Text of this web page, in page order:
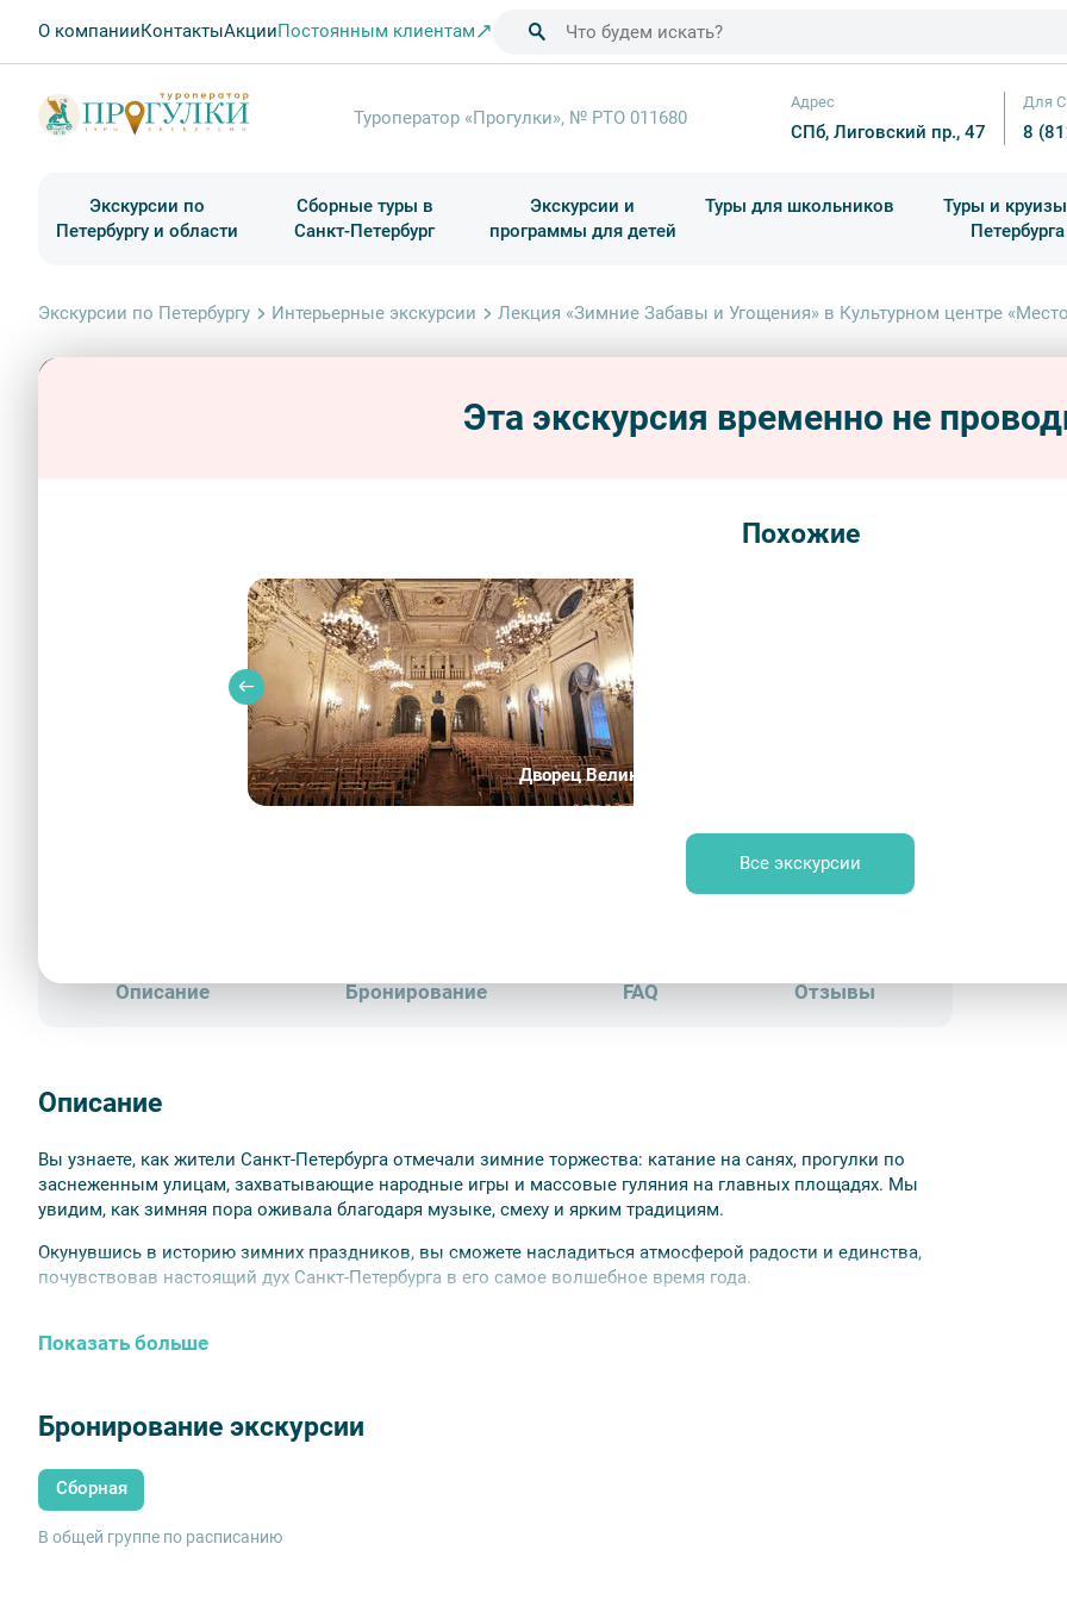
О компанииКонтактыАкцииПостоянным клиентам
Туроператор «Прогулки», № РТО 011680
Адрес
СПб, Лиговский пр., 47
Для
8
Экскурсии по
Петербургу и области
Сборные туры в
Санкт-Петербург
Экскурсии и
программы для детей
Туры для школьников
Туры и
Петербурга
Экскурсии по Петербургу Интерьерные экскурсии Лекция «Зимние Забавы и Угощения» в Культурном центре
в
Эта экскурсия временно не
Похожие
Дворец Великого князя Владимира Александровича (Дом
Все экскурсии
Описание Бронирование FAQ Отзывы
Описание
Вы узнаете, как жители Санкт-Петербурга отмечали зимние торжества: катание на санях, прогулки по
заснеженным улицам, захватывающие народные игры и массовые гуляния на главных площадях. Мы
увидим, как зимняя пора оживала благодаря музыке, смеху и ярким традициям.
Окунувшись в историю зимних праздников, вы сможете насладиться атмосферой радости и единства,
почувствовав настоящий дух Санкт-Петербурга в его самое волшебное время года.
Показать больше
Бронирование экскурсии
Сборная
В общей группе по расписанию